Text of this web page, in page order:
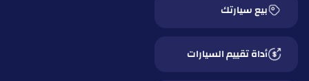
بيع سيارتك
أداة تقييم السيارات